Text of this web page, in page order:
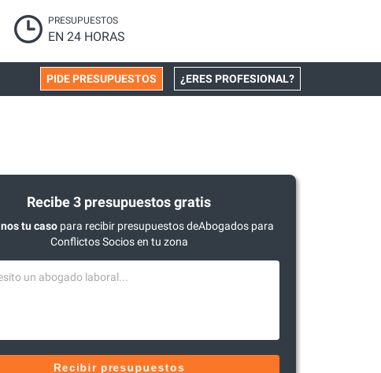
PRESUPUESTOS
EN 24 HORAS
¿ERES PROFESIONAL?
PIDE PRESUPUESTOS
Recibe 3 presupuestos gratis
tu casopara recibir presupuestos deAbogados para
Conflictos Socios en tu zona
Recibir presupuestos